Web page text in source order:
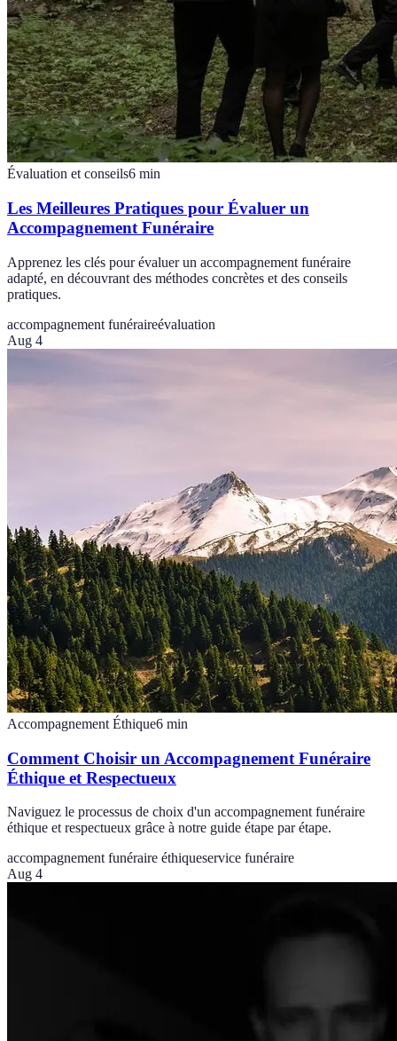
Évaluation et conseils6 min
Les Meilleures Pratiques pour Évaluer un
Accompagnement Funéraire
Apprenez les clés pour évaluer un accompagnement funéraire
adapté, en découvrant des méthodes concrètes et des conseils
pratiques.
accompagnement funéraireévaluation
Aug 4
Accompagnement Éthique6 min
Comment Choisir un Accompagnement Funéraire
Éthique et Respectueux
Naviguez le processus de choix d'un accompagnement funéraire
éthique et respectueux grâce à notre guide étape par étape.
accompagnement funéraire éthiqueservice funéraire
Aug 4